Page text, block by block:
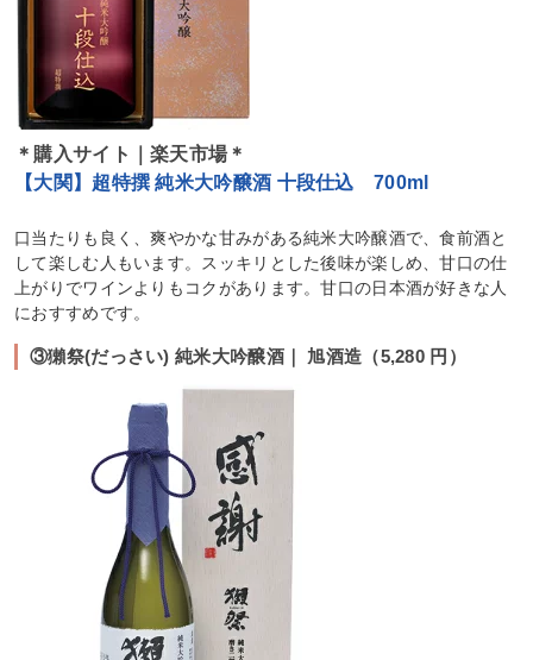
＊購入サイト｜楽天市場＊
【大関】超特撰 純米大吟醸酒 十段仕込 700ml
口当たりも良く、爽やかな甘みがある純米大吟醸酒で、食前酒と
して楽しむ人もいます。スッキリとした後味が楽しめ、甘口の仕
上がりでワインよりもコクがあります。甘口の日本酒が好きな人
におすすめです。
③獺祭(だっさい) 純米大吟醸酒｜ ‎旭酒造（5,280 円）